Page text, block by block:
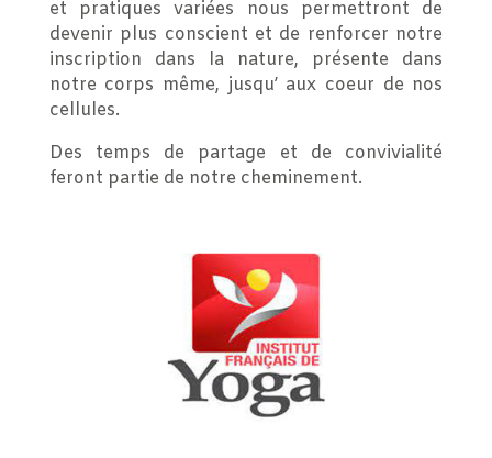
et pratiques variées nous permettront de
devenir plus conscient et de renforcer notre
inscription dans la nature, présente dans
notre corps même, jusqu’ aux coeur de nos
cellules.
Des temps de partage et de convivialité
feront partie de notre cheminement.